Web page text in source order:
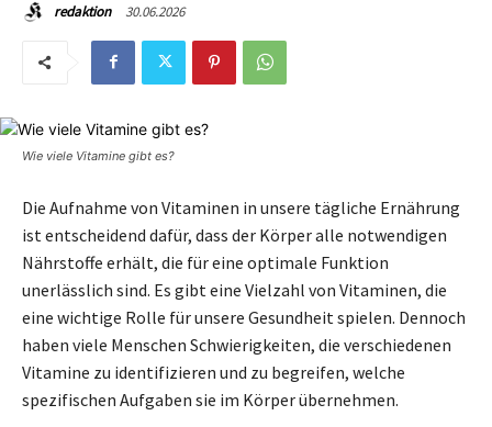
redaktion 30.06.2026
Wie viele Vitamine gibt es?
Die Aufnahme von Vitaminen in unsere tägliche Ernährung
ist entscheidend dafür, dass der Körper alle notwendigen
Nährstoffe erhält, die für eine optimale Funktion
unerlässlich sind. Es gibt eine Vielzahl von Vitaminen, die
eine wichtige Rolle für unsere Gesundheit spielen. Dennoch
haben viele Menschen Schwierigkeiten, die verschiedenen
Vitamine zu identifizieren und zu begreifen, welche
spezifischen Aufgaben sie im Körper übernehmen.